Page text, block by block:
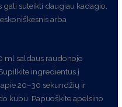
suteikti daugiau kadagio,
arba
ml saldaus raudonojo
ingredientus į
20–30 sekundžių ir
kubu. Papuoškite apelsino